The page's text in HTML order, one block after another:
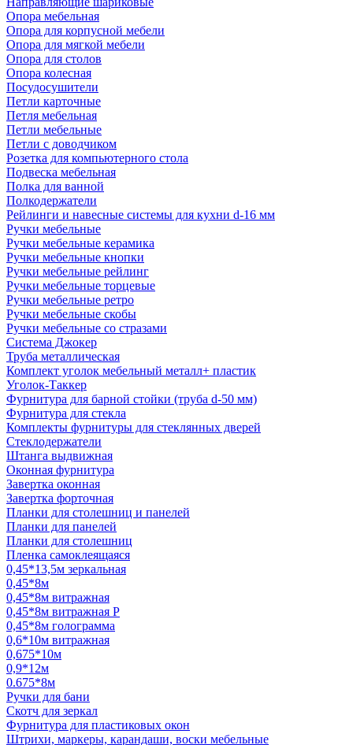
Опора мебельная
Опора для корпусной мебели
Опора для мягкой мебели
Опора для столов
Опора колесная
Посудосушители
Петли карточные
Петля мебельная
Петли мебельные
Петли с доводчиком
Розетка для компьютерного стола
Подвеска мебельная
Полка для ванной
Полкодержатели
Рейлинги и навесные системы для кухни d-16 мм
Ручки мебельные
Ручки мебельные керамика
Ручки мебельные кнопки
Ручки мебельные рейлинг
Ручки мебельные торцевые
Ручки мебельные ретро
Ручки мебельные скобы
Ручки мебельные со стразами
Система Джокер
Труба металлическая
Комплект уголок мебельный металл+ пластик
Уголок-Таккер
Фурнитура для барной стойки (труба d-50 мм)
Фурнитура для стекла
Комплекты фурнитуры для стеклянных дверей
Стеклодержатели
Штанга выдвижная
Оконная фурнитура
Завертка оконная
Завертка форточная
Планки для столешниц и панелей
Планки для панелей
Планки для столешниц
Пленка самоклеящаяся
0,45*13,5м зеркальная
0,45*8м
0,45*8м витражная
0,45*8м витражная Р
0,45*8м голограмма
0,6*10м витражная
0,675*10м
0,9*12м
0.675*8м
Ручки для бани
Скотч для зеркал
Фурнитура для пластиковых окон
Штрихи, маркеры, карандаши, воски мебельные